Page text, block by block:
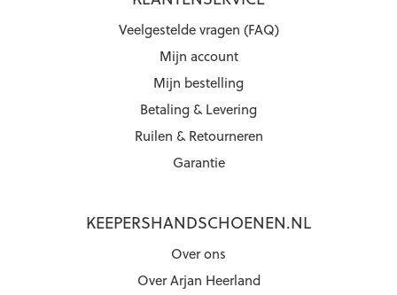
Veelgestelde vragen (FAQ)
Mijn account
Mijn bestelling
Betaling & Levering
Ruilen & Retourneren
Garantie
KEEPERSHANDSCHOENEN.NL
Over ons
Over Arjan Heerland